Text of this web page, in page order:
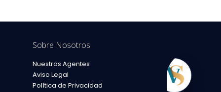
Sobre Nosotros
Nuestros Agentes
Aviso Legal
Política de Privacidad